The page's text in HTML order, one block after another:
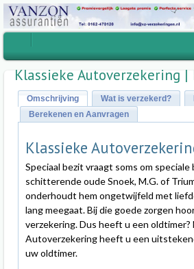
Klassieke Autoverzekering |
Omschrijving Wat is verzekerd?
Berekenen en Aanvragen
Klassieke
Speciaal bezit vraagt soms om speciale
schitterende oude Snoek, M.G. of
onderhoudt hem ongetwijfeld met
lang meegaat. Bij die goede zorgen
verzekering. Dus heeft u een
Autoverzekering heeft u een
uw oldtimer.